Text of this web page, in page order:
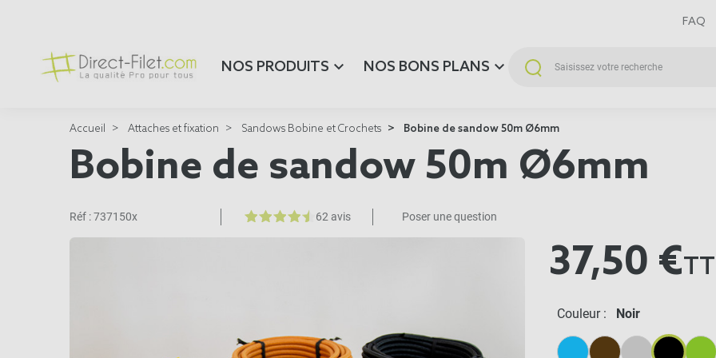
FAQ
NOS PRODUITS NOS BONS PLANS
Accueil Attaches et fixation Sandows Bobine et Crochets Bobine de sandow 50m Ø6mm
Bobine de sandow 50m Ø6mm
Réf :737150x 62 avis Poser une question
37,50 €
Couleur : Noir